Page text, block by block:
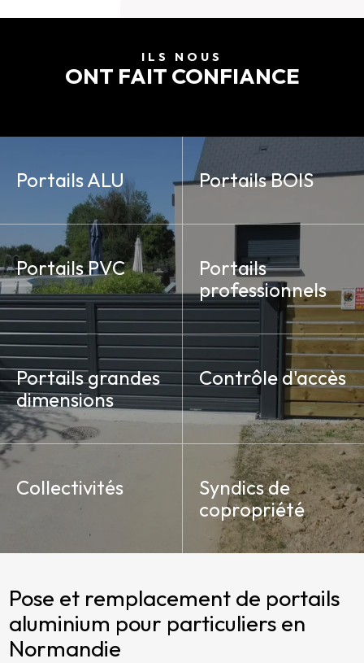
ILS NOUS
ONT FAIT CONFIANCE
Portails ALU Portails BOIS
Portails PVC
Portails
professionnels
Portails grandes
dimensions
Contrôle d'accès
Collectivités
Syndics de
copropriété
Pose et remplacement de portails
aluminium pour particuliers en
Normandie